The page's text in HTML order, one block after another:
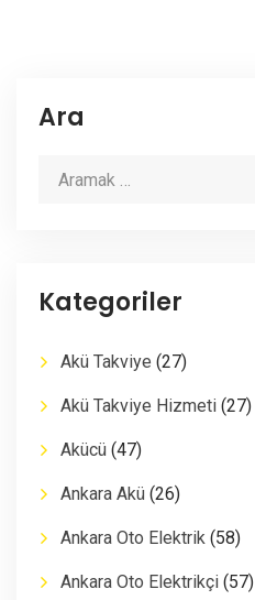
Ara
Kategoriler
Akü Takviye (27)
Akü Takviye Hizmeti (27)
Akücü (47)
Ankara Akü (26)
Ankara Oto Elektrik (58)
Ankara Oto Elektrikçi (57)